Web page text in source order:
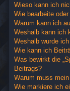
Wieso kann ich
Wie bearbeite
Warum kann ich
Weshalb kann ich
Weshalb wurde
Wie kann ich
Was bewirkt die
Beitrags?
Warum muss
Wie markiere ich